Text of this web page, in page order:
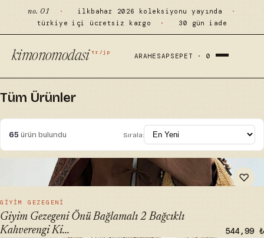
no. 01 · ilkbahar 2026 koleksiyonu yayında
·
türkiye içi ücretsiz kargo
· 30 gün iade
kimonomodasi tr/jp
ARAHESAP SEPET ·0
Tüm Ürünler
65 ürün bulundu Sırala:
♡
" alt="Giyim Gezegeni Önü Bağlamalı 2 Bağcıklı Kahverengi
Kimono Gömlek" loading="lazy">
GIYIM GEZEGENI
Giyim Gezegeni Önü Bağlamalı 2 Bağcıklı
Kahverengi Ki...
544,99 ₺